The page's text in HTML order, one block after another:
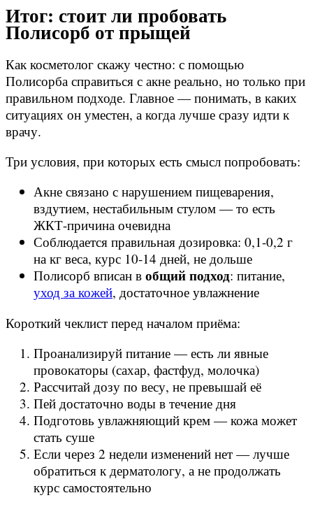
Итог: стоит ли пробовать
Полисорб от прыщей
Как косметолог скажу честно: с помощью
Полисорба справиться с акне реально, но только при
правильном подходе. Главное — понимать, в каких
ситуациях он уместен, а когда лучше сразу идти к
врачу.
Три условия, при которых есть смысл попробовать:
Акне связано с нарушением пищеварения,
вздутием, нестабильным стулом — то есть
ЖКТ-причина очевидна
Соблюдается правильная дозировка: 0,1-0,2 г
на кг веса, курс 10-14 дней, не дольше
Полисорб вписан в общий подход: питание,
уход за кожей, достаточное увлажнение
Короткий чеклист перед началом приёма:
Проанализируй питание — есть ли явные
провокаторы (сахар, фастфуд, молочка)
Рассчитай дозу по весу, не превышай её
Пей достаточно воды в течение дня
Подготовь увлажняющий крем — кожа может
стать суше
Если через 2 недели изменений нет — лучше
обратиться к дерматологу, а не продолжать
курс самостоятельно